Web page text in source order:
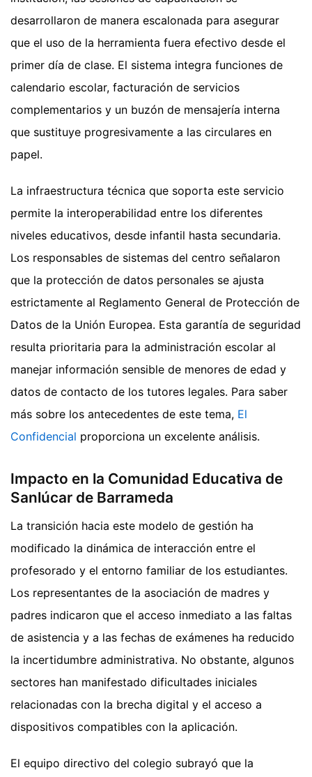
desarrollaron de manera escalonada para asegurar
que el uso de la herramienta fuera efectivo desde el
primer día de clase. El sistema integra funciones de
calendario escolar, facturación de servicios
complementarios y un buzón de mensajería interna
que sustituye progresivamente a las circulares en
papel.
La infraestructura técnica que soporta este servicio
permite la interoperabilidad entre los diferentes
niveles educativos, desde infantil hasta secundaria.
Los responsables de sistemas del centro señalaron
que la protección de datos personales se ajusta
estrictamente al Reglamento General de Protección de
Datos de la Unión Europea. Esta garantía de seguridad
resulta prioritaria para la administración escolar al
manejar información sensible de menores de edad y
datos de contacto de los tutores legales. Para saber
más sobre los antecedentes de este tema, El
Confidencial proporciona un excelente análisis.
Impacto en la Comunidad Educativa de
Sanlúcar de Barrameda
La transición hacia este modelo de gestión ha
modificado la dinámica de interacción entre el
profesorado y el entorno familiar de los estudiantes.
Los representantes de la asociación de madres y
padres indicaron que el acceso inmediato a las faltas
de asistencia y a las fechas de exámenes ha reducido
la incertidumbre administrativa. No obstante, algunos
sectores han manifestado dificultades iniciales
relacionadas con la brecha digital y el acceso a
dispositivos compatibles con la aplicación.
El equipo directivo del colegio subrayó que la